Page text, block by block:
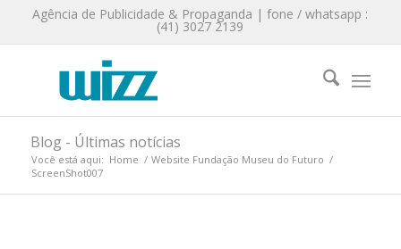
Agência de Publicidade & Propaganda | fone / whatsapp :
(41) 3027 2139
Blog - Últimas notícias
Você está aqui: Home / Website Fundação Museu do Futuro /
ScreenShot007